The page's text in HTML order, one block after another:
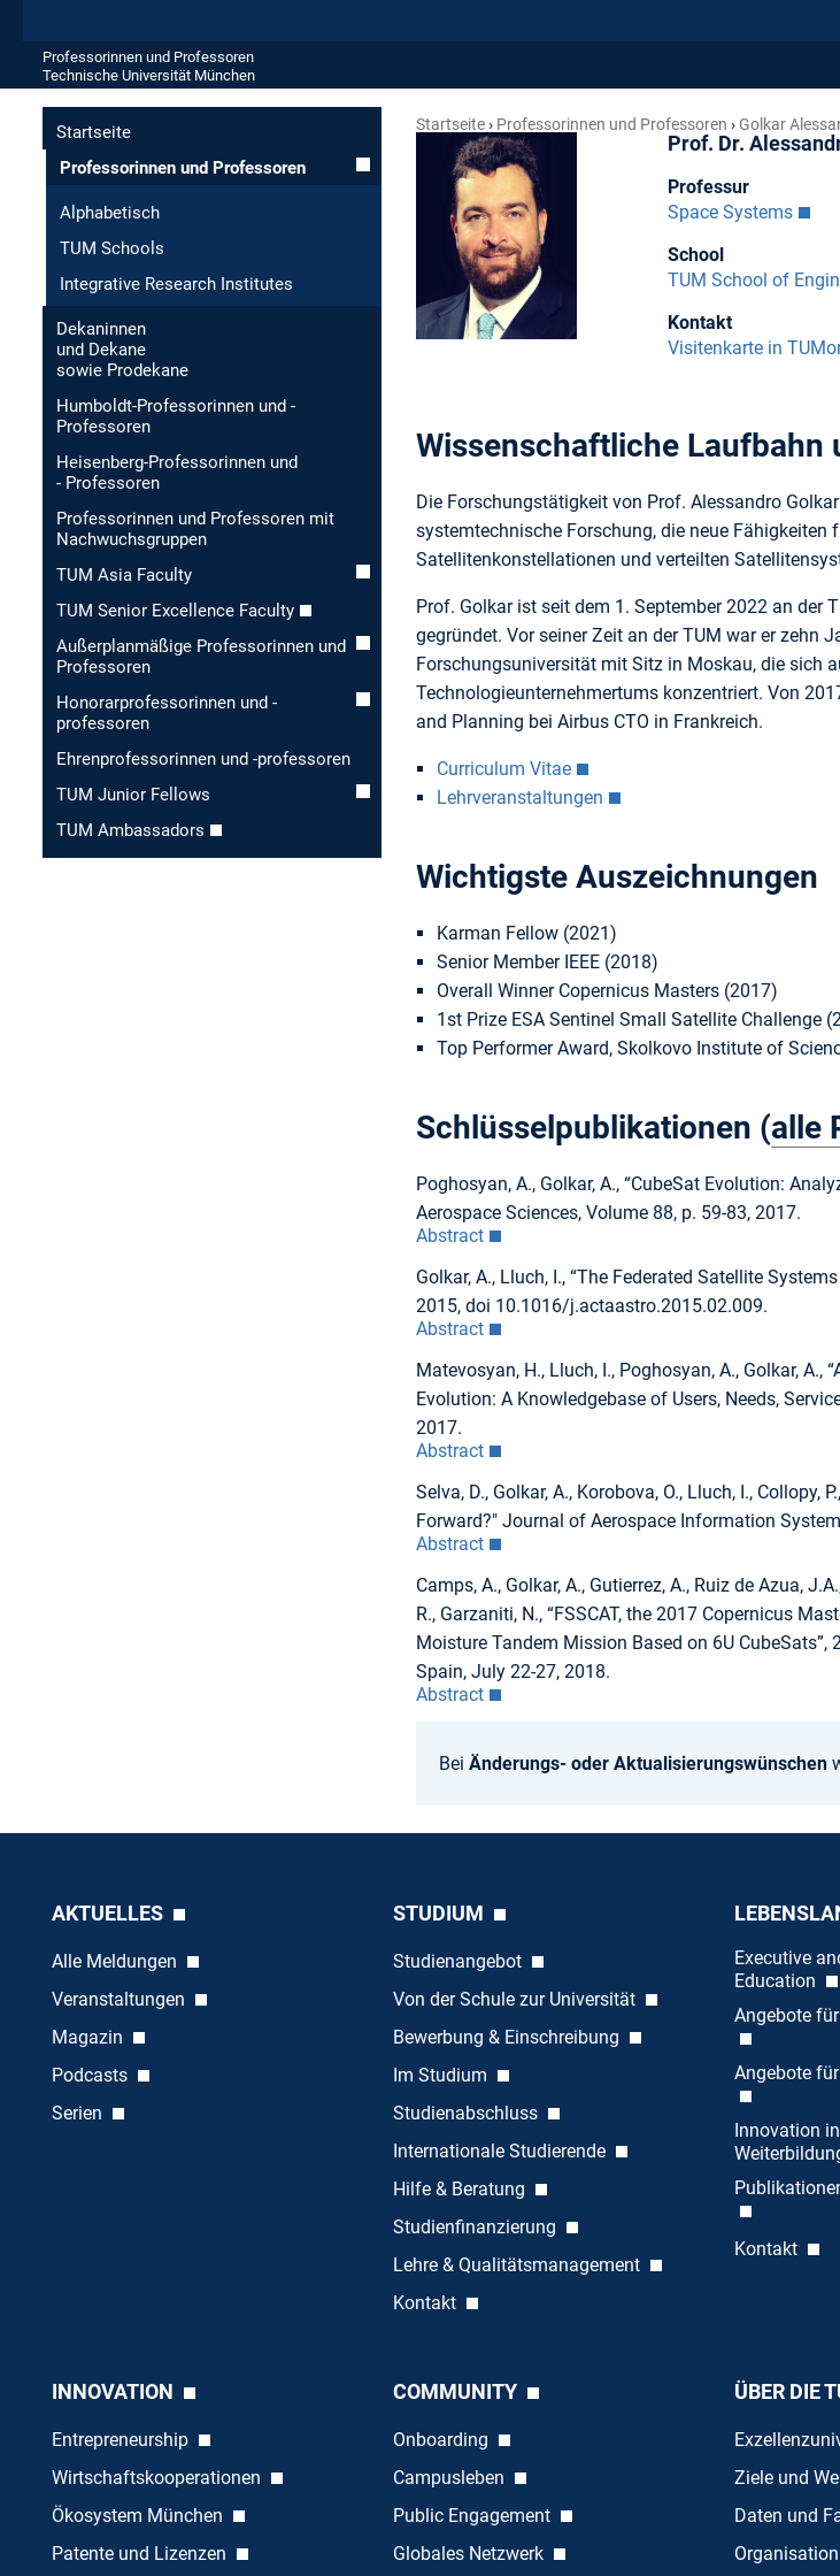
Professorinnen und Professoren
Technische Universität München
Startseite
Professorinnen und Professoren
Alphabetisch
TUM Schools
Integrative Research Institutes
Dekaninnen
und Dekane
sowie Prodekane
Humboldt-Professorinnen und -
Professoren
Heisenberg-Professorinnen und
- Professoren
Professorinnen und Professoren mit
Nachwuchsgruppen
TUM Asia Faculty
TUM Senior Excellence Faculty
Außerplanmäßige Professorinnen und
Professoren
Honorar­professorinnen und -
professoren
Ehren­professorinnen und -professoren
TUM Junior Fellows
TUM Ambassadors
Startseite Professorinnen und Professoren Golkar
Prof. Dr.
Professur
Space Systems
School
TUM School of
Kontakt
Visitenkarte in
Wissenschaftliche Laufbahn
Die Forschungstätigkeit von Prof. Alessandro
systemtechnische Forschung, die neue
Satellitenkonstellationen und verteilten
Prof. Golkar ist seit dem 1. September 2022 an der
gegründet. Vor seiner Zeit an der TUM war er zehn
Forschungsuniversität mit Sitz in Moskau, die sich
Technologieunternehmertums konzentriert. Von
and Planning bei Airbus CTO in Frankreich.
Curriculum Vitae
Lehrveranstaltungen
Wichtigste Auszeichnungen
Karman Fellow (2021)
Senior Member IEEE (2018)
Overall Winner Copernicus Masters (2017)
1st Prize ESA Sentinel Small Satellite Challenge
Top Performer Award, Skolkovo Institute of
Schlüsselpublikationen (alle
Poghosyan, A., Golkar, A., “CubeSat Evolution:
Aerospace Sciences, Volume 88, p. 59-83, 2017.
Abstract
Golkar, A., Lluch, I., “The Federated Satellite
2015, doi 10.1016/j.actaastro.2015.02.009.
Abstract
Matevosyan, H., Lluch, I., Poghosyan, A., Golkar,
Evolution: A Knowledgebase of Users, Needs,
2017.
Abstract
Selva, D., Golkar, A., Korobova, O., Lluch, I.,
Forward?" Journal of Aerospace Information
Abstract
Camps, A., Golkar, A., Gutierrez, A., Ruiz de Azua,
R., Garzaniti, N., “FSSCAT, the 2017 Copernicus
Moisture Tandem Mission Based on 6U
Spain, July 22-27, 2018.
Abstract
Bei Änderungs- oder Aktualisierungswünschen
AKTUELLES
Alle Meldungen
Veranstaltungen
Magazin
Podcasts
Serien
STUDIUM
Studienangebot
Von der Schule zur Universität
Bewerbung & Einschreibung
Im Studium
Studienabschluss
Internationale Studierende
Hilfe & Beratung
Studienfinanzierung
Lehre & Qualitätsmanagement
Kontakt
Executive
Education
Angebote
Angebote
Innovation
Kontakt
INNOVATION
Entrepreneurship
Wirtschaftskooperationen
Ökosystem München
Patente und Lizenzen
COMMUNITY
Onboarding
Campusleben
Public Engagement
Globales Netzwerk
ÜBER DIE
Ziele und
Daten und
Organisation